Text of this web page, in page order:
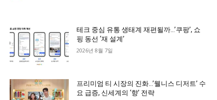
테크 중심 유통 생태계 재편될까…’쿠팡’, 쇼
핑 동선 ‘재 설계’
2026년 8월 7일
프리미엄 티 시장의 진화…’웰니스 디저트’ 수
요 급증, 신세계의 ‘향’ 전략